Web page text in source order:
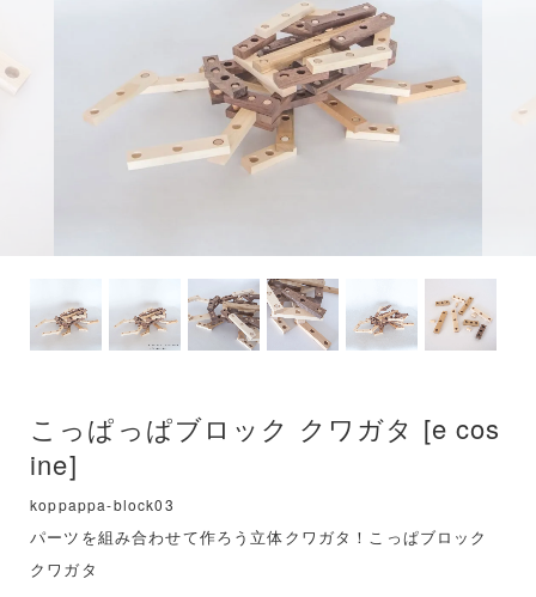
こっぱっぱブロック クワガタ [e cos
ine]
koppappa-block03
パーツを組み合わせて作ろう立体クワガタ！こっぱブロック
クワガタ